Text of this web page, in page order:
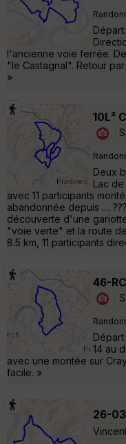
l'ancienne voie ferrée.
"le Castagnal". Retour
»
10L²
Deux
Lac de
avec 11 participants
abandonnée depuis ....
découverte d'une
"voie verte" et la route
8.5 km, 11 participants
46-
14 au
avec une montée sur
facile. »
26-